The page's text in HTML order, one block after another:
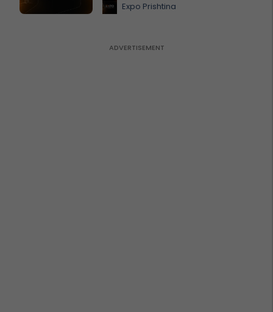
Expo Prishtina